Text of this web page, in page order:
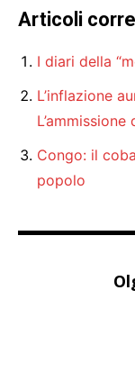
Articoli
I diari della
L’inflazione
Congo: il
popolo